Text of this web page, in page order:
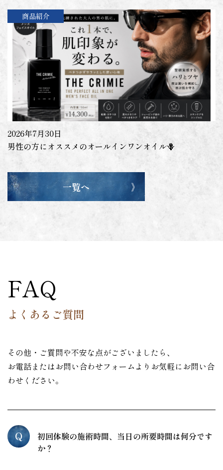
商品紹介
2026年7月30日
男性の方にオススメのオールインワンオイル🪻
一覧へ
FAQ
よくあるご質問
その他・ご質問や不安な点がございましたら、
お電話またはお問い合わせフォームよりお気軽にお問い合
わせください。
Q
初回体験の施術時間、当日の所要時間は何分です
か？